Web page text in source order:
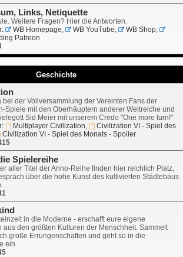
Links, Netiquette
Weitere Fragen? Hier die Antworten.
WB Homepage, WB YouTube, WB Shop,
Patreon
Geschichte
bei der Vollversammlung der Vereinten Fans der
Spiele mit den Oberhäuptern anderer Weltreiche und
Sid Meier mit unserem Credo "One more turn!"
Multiplayer Civilization,
Civilization VI - Spiel des
Civilization VI - Spiel des Monats - Spoiler
Spielereihe
aller Titel der Anno-Reihe finden hier reichlich Platz,
über die hohe Kunst des kultivierten Städtebaus
in die Moderne - erschafft eure eigene
aus den größten Kulturen der Menschheit. Sammelt
große Errungenschaften und geht so in die
ein